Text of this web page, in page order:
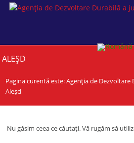
Agenția
județului
viziune,
strategie,
ALEȘD
Pagina curentă este:Agenția de
Aleșd
Nu găsim ceea ce căutați. Vă rugăm să